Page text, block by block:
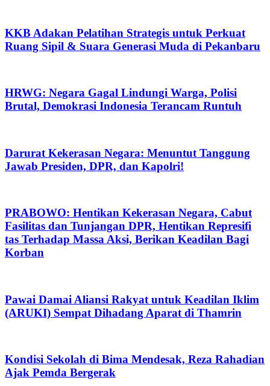
KKB Adakan Pelatihan Strategis untuk Perkuat
Ruang Sipil & Suara Generasi Muda di Pekanbaru
HRWG: Negara Gagal Lindungi Warga, Polisi
Brutal, Demokrasi Indonesia Terancam Runtuh
Darurat Kekerasan Negara: Menuntut Tanggung
Jawab Presiden, DPR, dan Kapolri!
PRABOWO: Hentikan Kekerasan Negara, Cabut
Fasilitas dan Tunjangan DPR, Hentikan Represifi
tas Terhadap Massa Aksi, Berikan Keadilan Bagi
Korban
Pawai Damai Aliansi Rakyat untuk Keadilan Iklim
(ARUKI) Sempat Dihadang Aparat di Thamrin
Kondisi Sekolah di Bima Mendesak, Reza Rahadian
Ajak Pemda Bergerak